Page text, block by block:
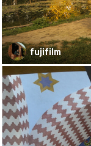
fujifilm